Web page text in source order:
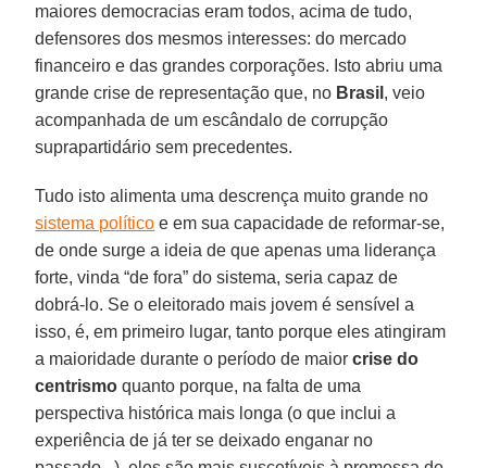
maiores democracias eram todos, acima de tudo,
defensores dos mesmos interesses: do mercado
financeiro e das grandes corporações. Isto abriu uma
grande crise de representação que, no Brasil , veio
acompanhada de um escândalo de corrupção
suprapartidário sem precedentes.
Tudo isto alimenta uma descrença muito grande no
sistema político e em sua capacidade de reformar-se,
de onde surge a ideia de que apenas uma liderança
forte, vinda “de fora” do sistema, seria capaz de
dobrá-lo. Se o eleitorado mais jovem é sensível a
isso, é, em primeiro lugar, tanto porque eles atingiram
a maioridade durante o período de maiorcrise do
centrismo quanto porque, na falta de uma
perspectiva histórica mais longa (o que inclui a
experiência de já ter se deixado enganar no